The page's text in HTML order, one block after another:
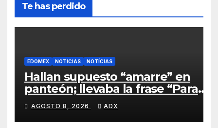
Te has perdido
EDOMEX NOTICIAS NOTÍCIAS
Hallan supuesto “amarre” en
panteón; llevaba la frase “Para
Siempre Mío” en xalatlaco
AGOSTO 8, 2026 ADX